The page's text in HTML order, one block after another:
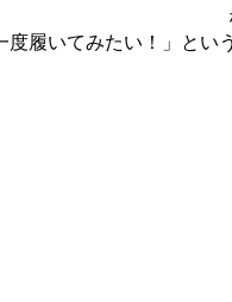
履いてみたい！」と